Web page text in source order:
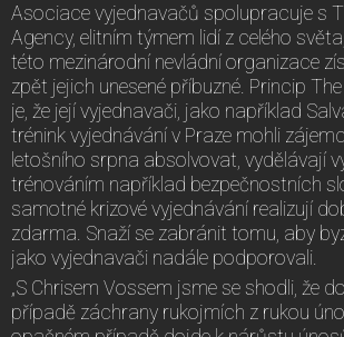
Asociace vyjednavačů spolupracuje s
Agency, elitním týmem lidí z celého
této mezinárodní nevládní organizace
zpět jejich unesené příbuzné. Princip
je, že její vyjednavači, jako například
trénink vyjednávání v Praze mohli
letošního srpna absolvovat, vydělávají
trénováním například bezpečnostních
samotné krizové vyjednávání realizují
zdarma. Snaží se zabránit tomu, aby
jako vyjednavači nadále podporovali.
„S Chrisem Vossem jsme se shodli, že
případě záchrany rukojmích z rukou